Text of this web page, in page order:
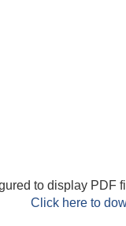
to display PDF
Click here to